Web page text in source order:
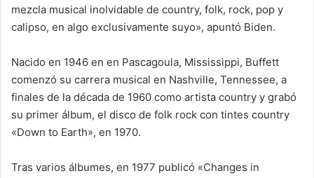
mezcla musical inolvidable de country, folk, rock, pop y
calipso, en algo exclusivamente suyo», apuntó Biden.
Nacido en 1946 en en Pascagoula, Mississippi, Buffett
comenzó su carrera musical en Nashville, Tennessee, a
finales de la década de 1960 como artista country y grabó
su primer álbum, el disco de folk rock con tintes country
«Down to Earth», en 1970.
Tras varios álbumes, en 1977 publicó «Changes in